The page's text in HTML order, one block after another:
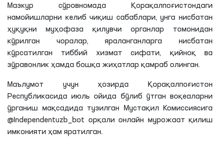
Мазкур сўровномада Қорақалпоғистондаги
намойишларни келиб чиқиш сабаблари, унга нисбатан
ҳуқуқни муҳофаза қилувчи органлар томонидан
кўрилган чоралар, яраланганларга нисбатан
кўрсатилган тиббий хизмат сифати, қийноқ ва
зўравонлик ҳамда бошқа жиҳатлар қамраб олинган.
Маълумот учун ҳозирда Қорақалпоғистон
Республикасида июль ойида бўлиб ўтган воқеаларни
ўрганиш мақсадида тузилган Мустақил Комиссиясига
@Independentuzb_bot орқали онлайн мурожаат қилиш
имконияти ҳам яратилган.